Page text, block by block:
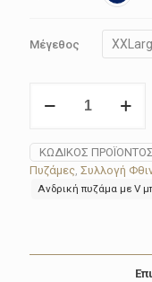
Μέγεθος
ανδρική
46565-
479
ποσότητα
ΚΩΔΙΚΌΣ
Πυζάμες, Συλλογή
Ανδρική πυζάμα με V